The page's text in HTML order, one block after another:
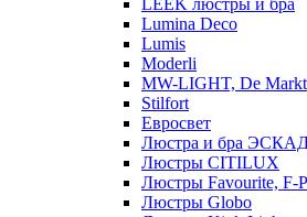
LEEK люстры и бра
Lumina Deco
Lumis
Moderli
MW-LIGHT, De Markt
Stilfort
Евросвет
Люстра и бра
Люстры CITILUX
Люстры Favourite, F-
Люстры Globo